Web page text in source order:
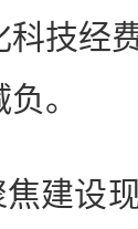
科技经
。
设现